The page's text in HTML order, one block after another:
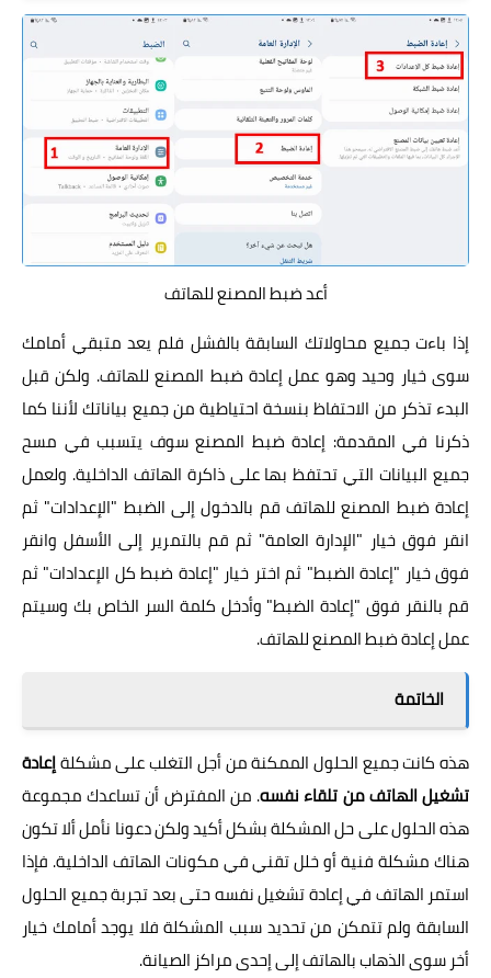
أعد ضبط المصنع للهاتف
إذا باءت جميع محاولاتك السابقة بالفشل فلم يعد متبقي أمامك
سوى خيار وحيد وهو عمل إعادة ضبط المصنع للهاتف. ولكن قبل
البدء تذكر من الاحتفاظ بنسخة احتياطية من جميع بياناتك لأننا كما
ذكرنا في المقدمة: إعادة ضبط المصنع سوف يتسبب في مسح
جميع البيانات التي تحتفظ بها على ذاكرة الهاتف الداخلية. ولعمل
إعادة ضبط المصنع للهاتف قم بالدخول إلى الضبط "الإعدادات" ثم
انقر فوق خيار "الإدارة العامة" ثم قم بالتمرير إلى الأسفل وانقر
فوق خيار "إعادة الضبط" ثم اختر خيار "إعادة ضبط كل الإعدادات" ثم
قم بالنقر فوق "إعادة الضبط" وأدخل كلمة السر الخاص بك وسيتم
عمل إعادة ضبط المصنع للهاتف.
الخاتمة
هذه كانت جميع الحلول الممكنة من أجل التغلب على مشكلةإعادة
تشغيل الهاتف من تلقاء نفسه. من المفترض أن تساعدك مجموعة
هذه الحلول على حل المشكلة بشكل أكيد ولكن دعونا نأمل ألا تكون
هناك مشكلة فنية أو خلل تقني في مكونات الهاتف الداخلية. فإذا
استمر الهاتف في إعادة تشغيل نفسه حتى بعد تجربة جميع الحلول
السابقة ولم تتمكن من تحديد سبب المشكلة فلا يوجد أمامك خيار
أخر سوى الذهاب بالهاتف إلى إحدى مراكز الصيانة.